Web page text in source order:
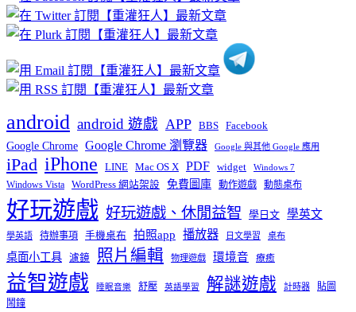
分
類
android android 遊戲 APP BBS Facebook
Google Chrome Google Chrome 瀏覽器 Google 與其他 Google 應用
iPad iPhone LINE Mac OS X PDF widget Windows 7
Windows Vista WordPress 網站架設 免費圖庫 動作遊戲 動態桌布
好玩遊戲 好玩遊戲、休閒益智 學日文 學英文
學英語 待辦事項 手機桌布 拍照app 播放器 日文學習 桌布
桌面小工具 濾鏡 照片編輯 物理遊戲 環境音 療癒
益智遊戲 睡眠音樂 舒壓 英語學習 解謎遊戲 計時器
貼圖
鬧鐘